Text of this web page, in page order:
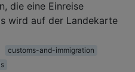
die eine Einreise
wird auf der Landekarte
customs-and-immigration